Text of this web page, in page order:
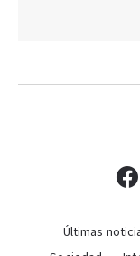
Últimas